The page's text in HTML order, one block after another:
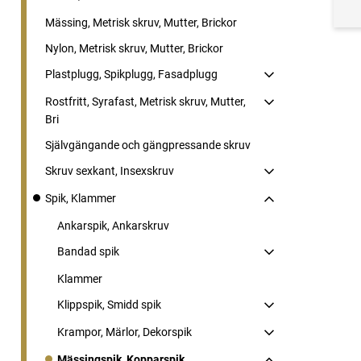
Mässing, Metrisk skruv, Mutter, Brickor
Nylon, Metrisk skruv, Mutter, Brickor
Plastplugg, Spikplugg, Fasadplugg
Rostfritt, Syrafast, Metrisk skruv, Mutter,
Bri
Självgängande och gängpressande skruv
Skruv sexkant, Insexskruv
Spik, Klammer
Ankarspik, Ankarskruv
Bandad spik
Klammer
Klippspik, Smidd spik
Krampor, Märlor, Dekorspik